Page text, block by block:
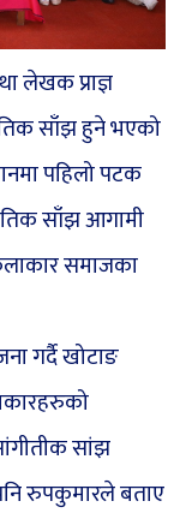
लेखक प्राज्ञ
साँझ हुने भएको
पहिलो पटक
साँझ आगामी
समाजका
गर्दै खोटाङ
सांझ
रुपकुमारले बताए